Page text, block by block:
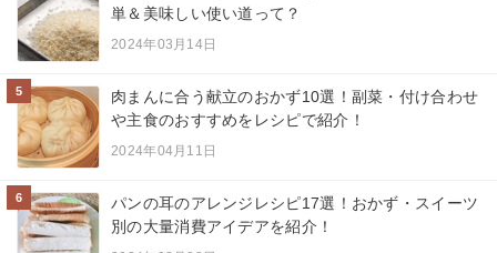
単＆美味しい使い道って？
2024年03月14日
5
肉まんに合う献立のおかず10選！副菜・付け合わせ
や主食のおすすめをレシピで紹介！
2024年04月11日
6
パンの耳のアレンジレシピ17選！おかず・スイーツ
別の大量消費アイデアを紹介！